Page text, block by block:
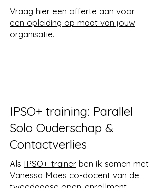
Vraag hier een offerte aan voor
supervisie.
Vraag hier een offerte aan voor
een opleiding op maat van jouw
organisatie.
IPSO+ training: Parallel
Solo Ouderschap &
Contactverlies
Als IPSO+-trainer ben ik samen met
Vanessa Maes co-docent van de